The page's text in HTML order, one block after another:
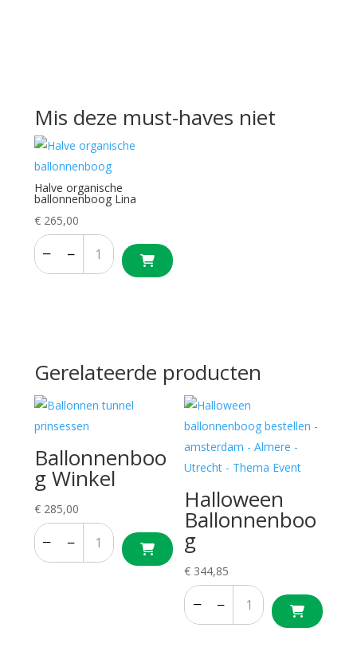
Mis deze must-haves niet
Halve organische
ballonnenboog Lina
€265,00
− − + +
Gerelateerde producten
Ballonnenboo
g Winkel
€285,00
− − + +
Halloween
Ballonnenboo
g
€ 344,85
− − + +